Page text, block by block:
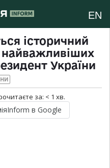
EN
історичний
України
за: < 1 хв.
в Google